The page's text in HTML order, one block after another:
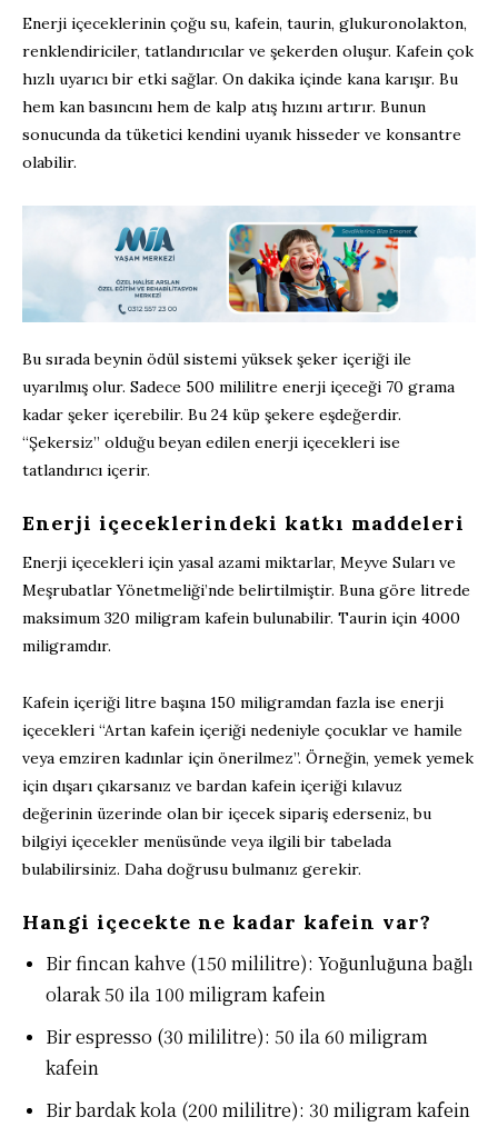
Enerji içeceklerinin çoğu su, kafein, taurin, glukuronolakton,
renklendiriciler, tatlandırıcılar ve şekerden oluşur. Kafein çok
hızlı uyarıcı bir etki sağlar. On dakika içinde kana karışır. Bu
hem kan basıncını hem de kalp atış hızını artırır. Bunun
sonucunda da tüketici kendini uyanık hisseder ve konsantre
olabilir.
Bu sırada beynin ödül sistemi yüksek şeker içeriği ile
uyarılmış olur. Sadece 500 mililitre enerji içeceği 70 grama
kadar şeker içerebilir. Bu 24 küp şekere eşdeğerdir.
“Şekersiz” olduğu beyan edilen enerji içecekleri ise
tatlandırıcı içerir.
Enerji içeceklerindeki katkı maddeleri
Enerji içecekleri için yasal azami miktarlar, Meyve Suları ve
Meşrubatlar Yönetmeliği’nde belirtilmiştir. Buna göre litrede
maksimum 320 miligram kafein bulunabilir. Taurin için 4000
miligramdır.
Kafein içeriği litre başına 150 miligramdan fazla ise enerji
içecekleri “Artan kafein içeriği nedeniyle çocuklar ve hamile
veya emziren kadınlar için önerilmez”. Örneğin, yemek yemek
için dışarı çıkarsanız ve bardan kafein içeriği kılavuz
değerinin üzerinde olan bir içecek sipariş ederseniz, bu
bilgiyi içecekler menüsünde veya ilgili bir tabelada
bulabilirsiniz. Daha doğrusu bulmanız gerekir.
Hangi içecekte ne kadar kafein var?
Bir fincan kahve (150 mililitre): Yoğunluğuna bağlı
olarak 50 ila 100 miligram kafein
Bir espresso (30 mililitre): 50 ila 60 miligram
kafein
Bir bardak kola (200 mililitre): 30 miligram kafein